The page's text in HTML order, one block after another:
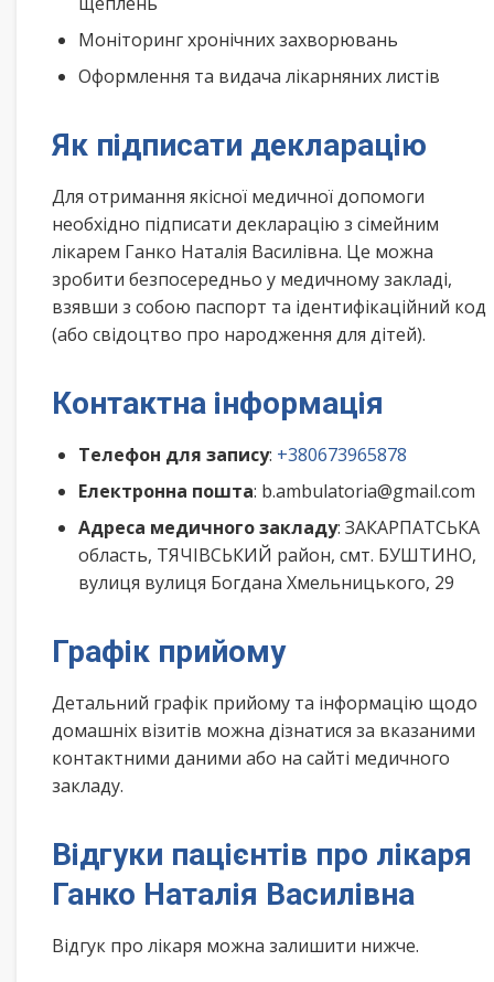
Моніторинг хронічних захворювань
Оформлення та видача лікарняних листів
Як підписати декларацію
Для отримання якісної медичної допомоги
необхідно підписати декларацію з сімейним
лікарем Ганко Наталія Василівна. Це можна
зробити безпосередньо у медичному закладі,
взявши з собою паспорт та ідентифікаційний код
(або свідоцтво про народження для дітей).
Контактна інформація
Телефон для запису: +380673965878
Електронна пошта: b.ambulatoria@gmail.com
Адреса медичного закладу: ЗАКАРПАТСЬКА
область, ТЯЧІВСЬКИЙ район, смт. БУШТИНО,
вулиця вулиця Богдана Хмельницького, 29
Графік прийому
Детальний графік прийому та інформацію щодо
домашніх візитів можна дізнатися за вказаними
контактними даними або на сайті медичного
закладу.
Відгуки пацієнтів про лікаря
Ганко Наталія Василівна
Відгук про лікаря можна залишити нижче.